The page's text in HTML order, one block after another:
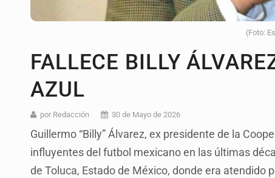
(Foto:
FALLECE BILLY
AZUL
por Redacción 30 de Mayo de 2026
Guillermo “Billy” Álvarez, ex presidente de la
influyentes del futbol mexicano en las últimas
de Toluca, Estado de México, donde era atendido